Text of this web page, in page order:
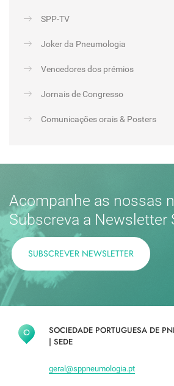
SPP-TV
Joker da Pneumologia
Vencedores dos prémios
Jornais de Congresso
Comunicações orais & Posters
Acompanhe as nossas
Subscreva a Newsletter
SUBSCREVER NEWSLETTER
SOCIEDADE PORTUGUESA DE
| SEDE
geral@sppneumologia.pt